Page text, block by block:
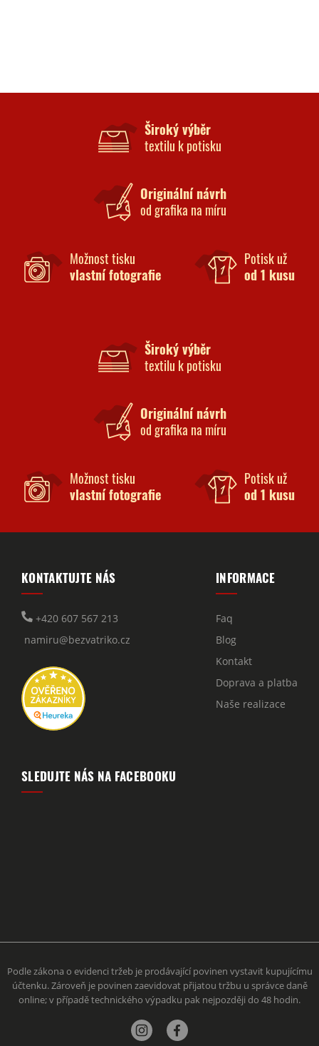
Široký výběr
textilu k potisku
Originální návrh
od grafika na míru
Možnost tisku
vlastní fotografie
Potisk už
od 1 kusu
Široký výběr
textilu k potisku
Originální návrh
od grafika na míru
Možnost tisku
vlastní fotografie
Potisk už
od 1 kusu
KONTAKTUJTE NÁS
+420 607 567 213
namiru@bezvatriko.cz
INFORMACE
Faq
Blog
Kontakt
Doprava a platba
Naše realizace
SLEDUJTE NÁS NA FACEBOOKU
Podle zákona o evidenci tržeb je prodávající povinen vystavit kupujícímu
účtenku. Zároveň je povinen zaevidovat přijatou tržbu u správce daně
online; v případě technického výpadku pak nejpozději do 48 hodin.